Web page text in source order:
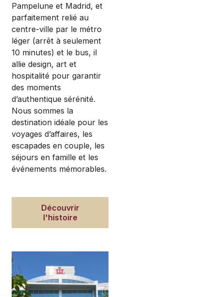
Pampelune et Madrid, et
parfaitement relié au
centre-ville par le métro
léger (arrêt à seulement
10 minutes) et le bus, il
allie design, art et
hospitalité pour garantir
des moments
d’authentique sérénité.
Nous sommes la
destination idéale pour les
voyages d’affaires, les
escapades en couple, les
séjours en famille et les
événements mémorables.
Découvrir
l'histoire